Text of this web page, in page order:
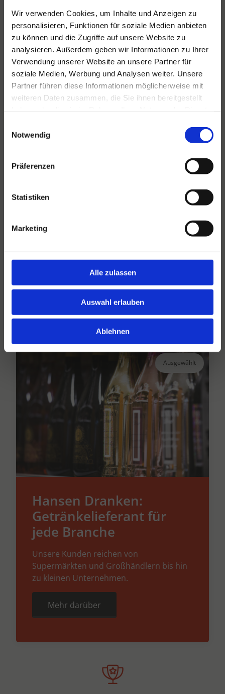
Wir verwenden Cookies, um Inhalte und Anzeigen zu
personalisieren, Funktionen für soziale Medien anbieten
zu können und die Zugriffe auf unsere Website zu
analysieren. Außerdem geben wir Informationen zu Ihrer
Verwendung unserer Website an unsere Partner für
soziale Medien, Werbung und Analysen weiter. Unsere
Partner führen diese Informationen möglicherweise mit
weiteren Daten zusammen, die Sie ihnen bereitgestellt
Notwendig
Präferenzen
Statistiken
Marketing
Alle zulassen
Auswahl erlauben
Ablehnen
Für alle Ihre Veranstaltungen
und Feste
Hansen Events ist Ihr Partner für
Veranstaltungen von groß bis klein.
Lesen Sie mehr
Hansen Dranken seit 1947
Ihr großer unabhängiger Getränkegroßhändler
Lesen Sie mehr
Ausgewählt
Hansen Dranken:
Getränkelieferant für
jede Branche
Unsere Kunden reichen von
Supermärkten und Großhändlern bis hin
zu kleinen Unternehmen.
Mehr darüber